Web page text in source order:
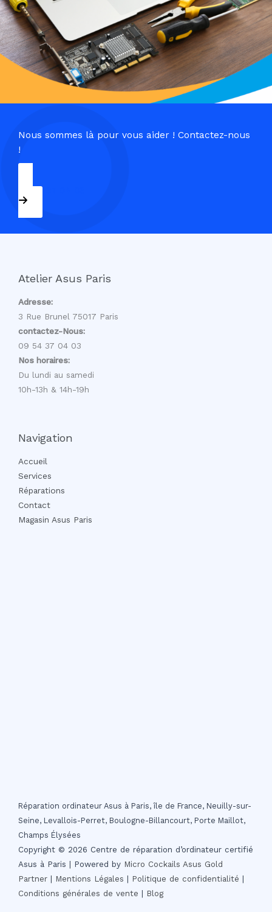
Nous sommes là pour vous aider ! Contactez-nous
!
09 54 37 04 03
Atelier Asus Paris
Adresse:
3 Rue Brunel 75017 Paris
contactez-Nous:
09 54 37 04 03
Nos horaires:
Du lundi au samedi
10h-13h & 14h-19h
Navigation
Accueil
Services
Réparations
Contact
Magasin Asus Paris
Réparation ordinateur Asus à Paris, île de France, Neuilly-sur-
Seine, Levallois-Perret, Boulogne-Billancourt, Porte Maillot,
Champs Élysées
Copyright © 2026 Centre de réparation d’ordinateur certifié
Asus à Paris | Powered by Micro Cockails Asus Gold
Partner | Mentions Légales | Politique de confidentialité |
Conditions générales de vente | Blog